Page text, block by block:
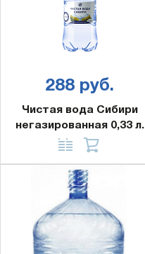
288 руб.
Чистая вода Сибири
негазированная 0,33 л.